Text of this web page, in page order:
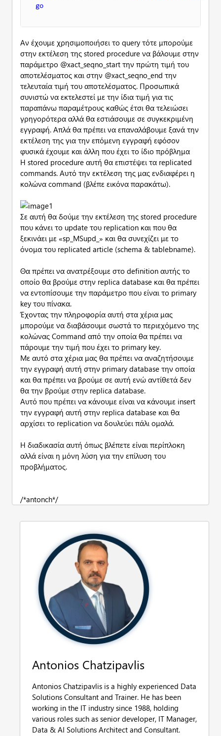
go
Αν έχουμε χρησιμοποιήσει το query τότε μπορούμε
στην εκτέλεση της stored procedure να βάλουμε στην
παράμετρο @xact_seqno_start την πρώτη τιμή του
αποτελέσματος και στην @xact_seqno_end την
τελευταία τιμή του αποτελέσματος. Προσωπικά
συνιστώ να εκτελεστεί με την ίδια τιμή για τις
παραπάνω παραμέτρους καθώς έτσι θα τελειώσει
γρηγορότερα αλλά θα εστιάσουμε σε συγκεκριμένη
εγγραφή. Απλά θα πρέπει να επαναλάβουμε ξανά την
εκτέλεση της για την επόμενη εγγραφή εφόσον
φυσικά έχουμε και άλλη που έχει το ίδιο πρόβλημα
Η stored procedure αυτή θα επιστέψει τα replicated
commands. Αυτό την εκτέλεση της μας ενδιαφέρει η
κολώνα command (βλέπε εικόνα παρακάτω).
Σε αυτή θα δούμε την εκτέλεση της stored procedure
που κάνει το update του replication και που θα
ξεκινάει με «sp_MSupd_» και θα συνεχίζει με το
όνομα του replicated article (schema & tablebname).
Θα πρέπει να ανατρέξουμε στο definition αυτής το
οποίο θα βρούμε στην replica database και θα πρέπει
να εντοπίσουμε την παράμετρο που είναι το primary
key του πίνακα.
Έχοντας την πληροφορία αυτή στα χέρια μας
μπορούμε να διαβάσουμε σωστά το περιεχόμενο της
κολώνας Command από την οποία θα πρέπει να
πάρουμε την τιμή που έχει το primary key.
Με αυτό στα χέρια μας θα πρέπει να αναζητήσουμε
την εγγραφή αυτή στην primary database την οποία
και θα πρέπει να βρούμε σε αυτή ενώ αντίθετά δεν
θα την βρούμε στην replica database.
Αυτό που πρέπει να κάνουμε είναι να κάνουμε insert
την εγγραφή αυτή στην replica database και θα
αρχίσει το replication να δουλεύει πάλι ομαλά.
Η διαδικασία αυτή όπως βλέπετε είναι περίπλοκη
αλλά είναι η μόνη λύση για την επίλυση του
προβλήματος.
/*antonch*/
Antonios Chatzipavlis
Antonios Chatzipavlis is a highly experienced Data
Solutions Consultant and Trainer. He has been
working in the IT industry since 1988, holding
various roles such as senior developer, IT Manager,
Data & AI Solutions Architect and Consultant.